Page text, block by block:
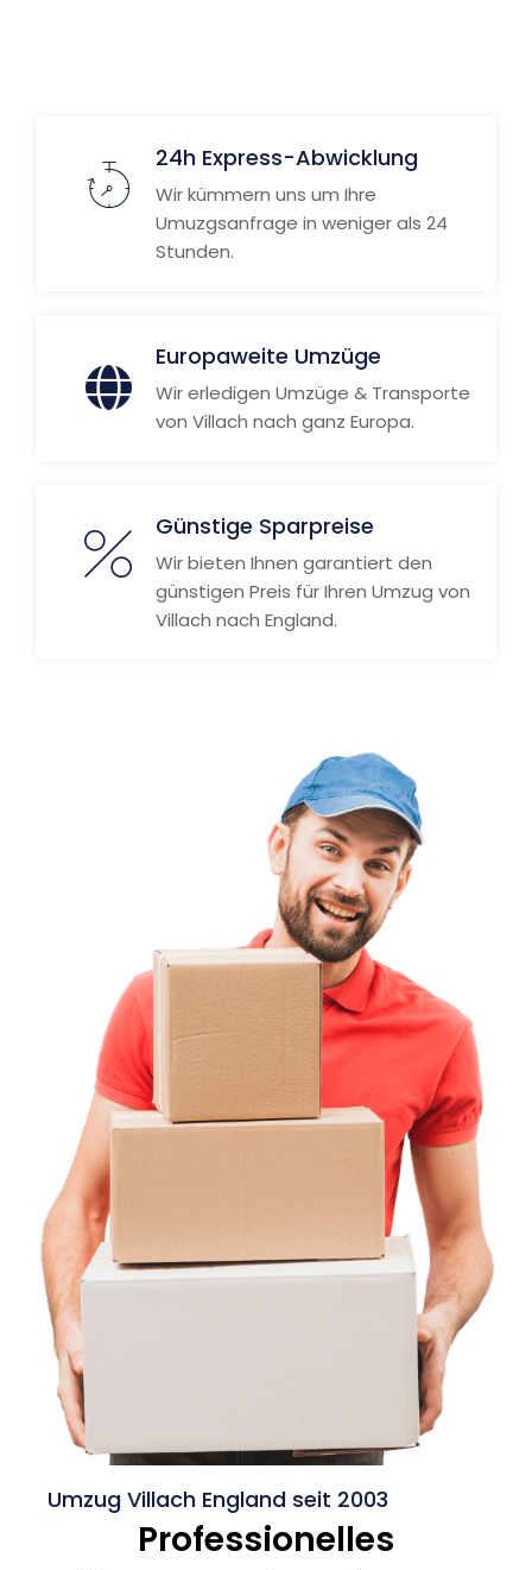
24h Express-Abwicklung
Wir kümmern uns um Ihre
Umuzgsanfrage in weniger als 24
Stunden.
Europaweite Umzüge
Wir erledigen Umzüge & Transporte
von Villach nach ganz Europa.
Günstige Sparpreise
Wir bieten Ihnen garantiert den
günstigen Preis für Ihren Umzug von
Villach nach England.
Umzug Villach England seit 2003
Professionelles